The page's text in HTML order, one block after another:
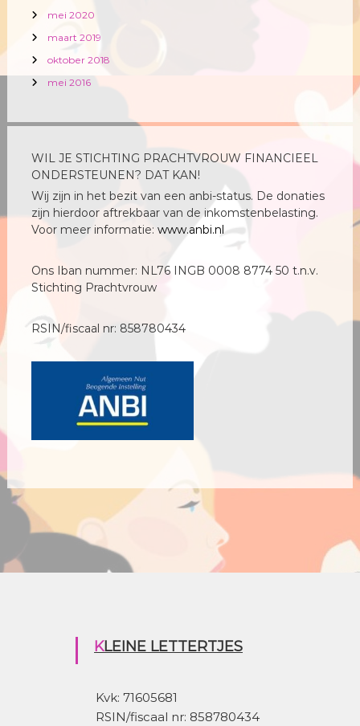
mei 2020
maart 2019
oktober 2018
mei 2016
WIL JE STICHTING PRACHTVROUW FINANCIEEL
ONDERSTEUNEN? DAT KAN!
Wij zijn in het bezit van een anbi-status. De donaties
zijn hierdoor aftrekbaar van de inkomstenbelasting.
Voor meer informatie: www.anbi.nl
Ons Iban nummer: NL76 INGB 0008 8774 50 t.n.v.
Stichting Prachtvrouw
RSIN/fiscaal nr: 858780434
KLEINE LETTERTJES
Kvk: 71605681
RSIN/fiscaal nr: 858780434